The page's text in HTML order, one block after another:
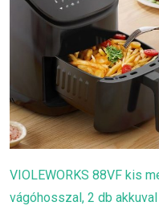
VIOLEWORKS 88VF kis
vágóhosszal, 2 db akkuval